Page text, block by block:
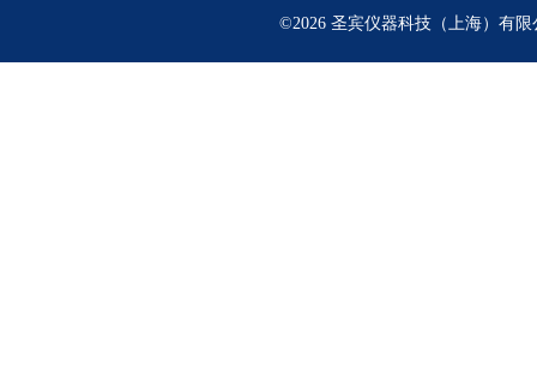
©2026 圣宾仪器科技（上海）有